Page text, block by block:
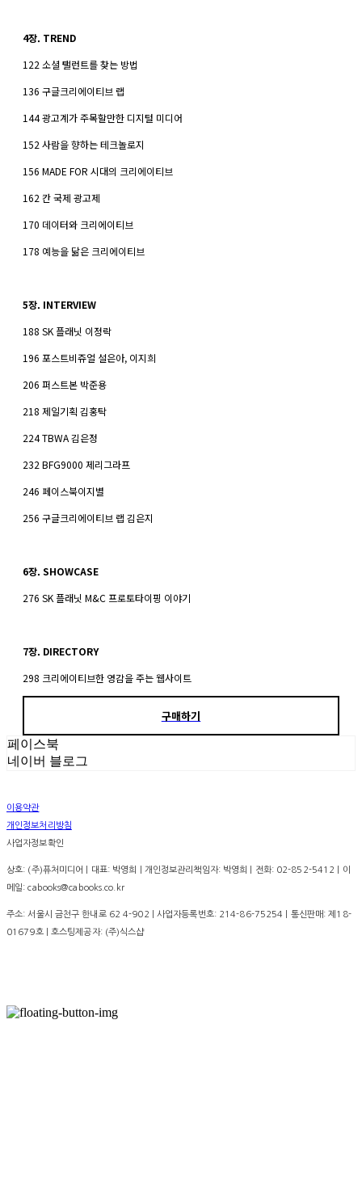
4장. TREND
122 소셜 탤런트를 찾는 방법
136 구글크리에이티브 랩
144 광고계가 주목할만한 디지털 미디어
152 사람을 향하는 테크놀로지
156 MADE FOR 시대의 크리에이티브
162 칸 국제 광고제
170 데이터와 크리에이티브
178 예능을 닮은 크리에이티브
5장. INTERVIEW
188 SK 플래닛 이정락
196 포스트비쥬얼 설은아, 이지희
206 퍼스트본 박준용
218 제일기획 김홍탁
224 TBWA 김은정
232 BFG9000 제리그라프
246 페이스북이지별
256 구글크리에이티브 랩 김은지
6장. SHOWCASE
276 SK 플래닛 M&C 프로토타이핑 이야기
7장. DIRECTORY
298 크리에이티브한 영감을 주는 웹사이트
구매하기
페이스북
네이버 블로그
이용약관
개인정보처리방침
사업자정보확인
상호: (주)퓨처미디어 | 대표: 박영희 | 개인정보관리책임자: 박영희 | 전화: 02-852-5412 | 이
메일: cabooks@cabooks.co.kr
주소: 서울시 금천구 한내로 62 4-902 | 사업자등록번호: 214-86-75254 | 통신판매:제18-
01679호| 호스팅제공자: (주)식스샵